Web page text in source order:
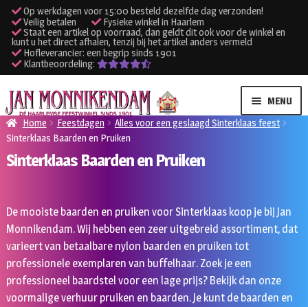
Op werkdagen voor 15:00 besteld dezelfde dag verzonden!
Veilig betalen
Fysieke winkel in Haarlem
Staat een artikel op voorraad, dan geldt dit ook voor de winkel en
kunt u het direct afhalen, tenzij bij het artikel anders vermeld
Hofleverancier: een begrip sinds 1901
Klantbeoordeling:
Ga
door
naar
navigatie
Ga
naar
de
inhoud
MENU
Verhuur kleding
Onze winkel
Klantenservice
Inloggen
Home Feestdagen
Alles voor een geslaagd Sinterklaas feest
Sinterklaas Baarden en Pruiken
Sinterklaas Baarden en Pruiken
De mooiste baarden en pruiken voor Sinterklaas koop je bij Jan
Monnikendam. Wij hebben een zeer uitgebreid assortiment, dat
varieert van betaalbare nylon baarden en pruiken tot
professionele exemplaren van buffelhaar. Zoek je een
professioneel baardstel voor een lage prijs? Bekijk dan onze
voormalige verhuur pruiken en baarden. Je kunt de baarden en